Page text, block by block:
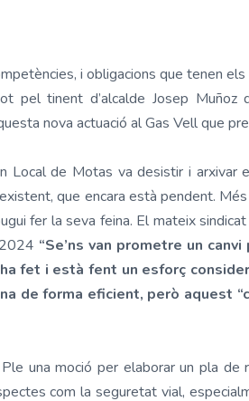
i obligacions que tenen
pel tinent d’alcalde Josep
nova actuació al Gas Vell que
Local de Motas va desistir i arxivar
que encara està pendent.
fer la seva feina. El mateix
“Se’ns van prometre un
fet i està fent un esforç
de forma eficient, però aquest
una moció per elaborar un pla de
com la seguretat vial,